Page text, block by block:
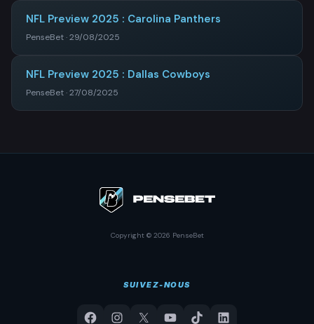
NFL Preview 2025 : Carolina Panthers
PenseBet · 29/08/2025
NFL Preview 2025 : Dallas Cowboys
PenseBet · 27/08/2025
Copyright © 2026 PenseBet
SUIVEZ-NOUS